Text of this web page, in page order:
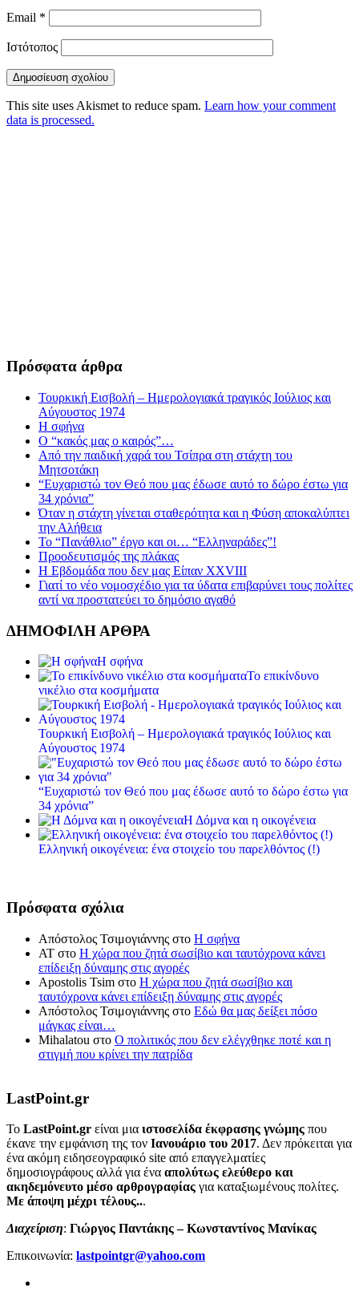
Email *
Ιστότοπος
This site uses Akismet to reduce spam. Learn how your comment
data is processed.
Πρόσφατα άρθρα
Τουρκική Εισβολή – Ημερολογιακά τραγικός Ιούλιος και
Αύγουστος 1974
Η σφήνα
Ο “κακός μας ο καιρός”…
Από την παιδική χαρά του Τσίπρα στη στάχτη του
Μητσοτάκη
“Ευχαριστώ τον Θεό που μας έδωσε αυτό το δώρο έστω για
34 χρόνια”
Όταν η στάχτη γίνεται σταθερότητα και η Φύση αποκαλύπτει
την Αλήθεια
Το “Πανάθλιο” έργο και οι… “Ελληναράδες”!
Προοδευτισμός της πλάκας
Η Εβδομάδα που δεν μας Είπαν XXVIII
Γιατί το νέο νομοσχέδιο για τα ύδατα επιβαρύνει τους πολίτες
αντί να προστατεύει το δημόσιο αγαθό
ΔΗΜΟΦΙΛΗ ΑΡΘΡΑ
Η σφήνα
Το επικίνδυνο
νικέλιο στα κοσμήματα
Τουρκική Εισβολή – Ημερολογιακά τραγικός Ιούλιος και
Αύγουστος 1974
“Ευχαριστώ τον Θεό που μας έδωσε αυτό το δώρο έστω για
34 χρόνια”
Η Δόμνα και η οικογένεια
Ελληνική οικογένεια: ένα στοιχείο του παρελθόντος (!)
Πρόσφατα σχόλια
Απόστολος Τσιμογιάννης στο Η σφήνα
ΑΤ στο Η χώρα που ζητά σωσίβιο και ταυτόχρονα κάνει
επίδειξη δύναμης στις αγορές
Apostolis Tsim στο Η χώρα που ζητά σωσίβιο και
ταυτόχρονα κάνει επίδειξη δύναμης στις αγορές
Απόστολος Τσιμογιάννης στο Εδώ θα μας δείξει πόσο
μάγκας είναι…
Mihalatou στο Ο πολιτικός που δεν ελέγχθηκε ποτέ και η
στιγμή που κρίνει την πατρίδα
LastPoint.gr
To LastPoint.gr είναι μια ιστοσελίδα έκφρασης γνώμης που
έκανε την εμφάνιση της τον Ιανουάριο του 2017. Δεν πρόκειται για
ένα ακόμη ειδησεογραφικό site από επαγγελματίες
δημοσιογράφους αλλά για ένα απολύτως ελεύθερο και
ακηδεμόνευτο μέσο αρθρογραφίας για καταξιωμένους πολίτες.
Με άποψη μέχρι τέλους...
Διαχείριση: Γιώργος Παντάκης – Κωνσταντίνος Μανίκας
Επικοινωνία: lastpointgr@yahoo.com